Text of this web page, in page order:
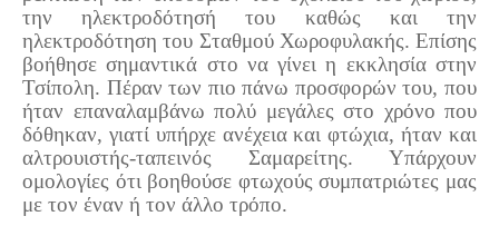
την ηλεκτροδότησή του καθώς και την
ηλεκτροδότηση του Σταθμού Χωροφυλακής. Επίσης
βοήθησε σημαντικά στο να γίνει η εκκλησία στην
Τσίπολη. Πέραν των πιο πάνω προσφορών του, που
ήταν επαναλαμβάνω πολύ μεγάλες στο χρόνο που
δόθηκαν, γιατί υπήρχε ανέχεια και φτώχια, ήταν και
αλτρουιστής-ταπεινός Σαμαρείτης. Υπάρχουν
ομολογίες ότι βοηθούσε φτωχούς συμπατριώτες μας
με τον έναν ή τον άλλο τρόπο.